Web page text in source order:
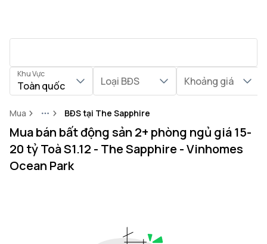
Khu Vực
Toàn quốc Loại BĐS Khoảng giá
Mua MoreBĐS tại The Sapphire
Mua bán bất động sản 2+ phòng ngủ giá 15-
20 tỷ Toà S1.12 - The Sapphire - Vinhomes
Ocean Park